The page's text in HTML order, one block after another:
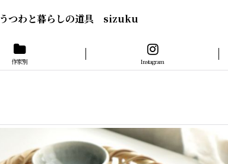
うつわと暮らしの道具 sizuku
作家別 Instagram